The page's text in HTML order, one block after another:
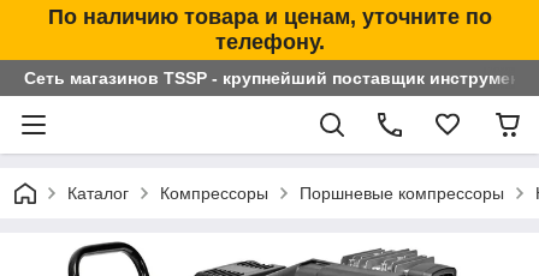
По наличию товара и ценам, уточните по
телефону.
Сеть магазинов TSSP - крупнейший поставщик
Каталог Компрессоры Поршневые компрессоры